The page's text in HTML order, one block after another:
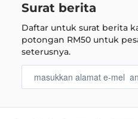
Surat berita
Daftar untuk surat berita
potongan RM50 untuk
seterusnya.